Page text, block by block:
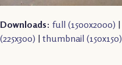
Downloads: full (1500x2000) |
(225x300) | thumbnail (150x150)